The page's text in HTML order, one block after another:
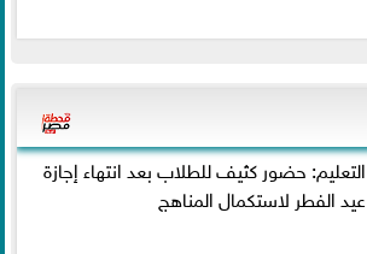
التعليم: حضور كثيف للطلاب بعد انتهاء إجازة
عيد الفطر لاستكمال المناهج